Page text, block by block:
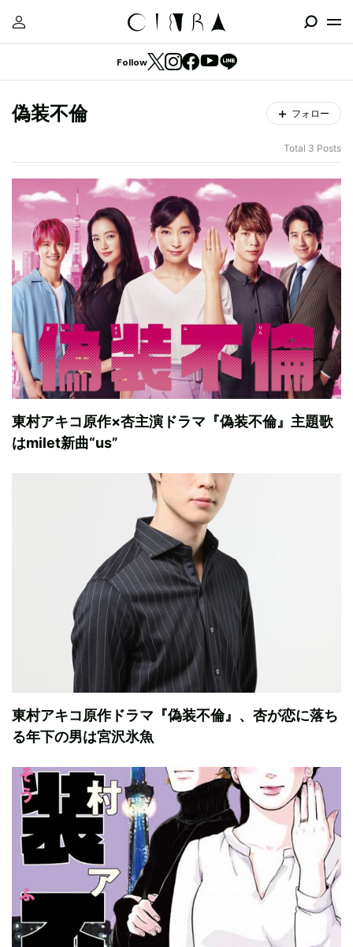
Follow
偽装不倫 フォロー
Total 3 Posts
東村アキコ原作×杏主演ドラマ『偽装不倫』主題歌
はmilet新曲“us”
東村アキコ原作ドラマ『偽装不倫』、杏が恋に落ち
る年下の男は宮沢氷魚